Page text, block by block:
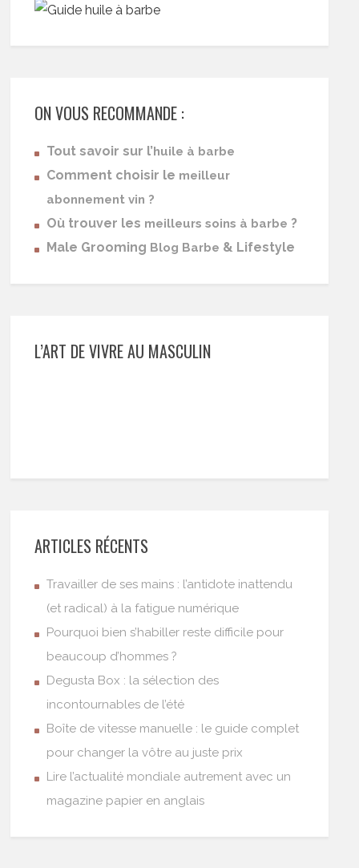
ON VOUS RECOMMANDE :
Tout savoir sur l’huile à barbe
Comment choisir le meilleur
abonnement vin ?
Où trouver les meilleurs soins à barbe ?
Male Grooming Blog Barbe & Lifestyle
L’ART DE VIVRE AU MASCULIN
ARTICLES RÉCENTS
Travailler de ses mains : l’antidote inattendu
(et radical) à la fatigue numérique
Pourquoi bien s’habiller reste difficile pour
beaucoup d’hommes ?
Degusta Box : la sélection des
incontournables de l’été
Boîte de vitesse manuelle : le guide complet
pour changer la vôtre au juste prix
Lire l’actualité mondiale autrement avec un
magazine papier en anglais